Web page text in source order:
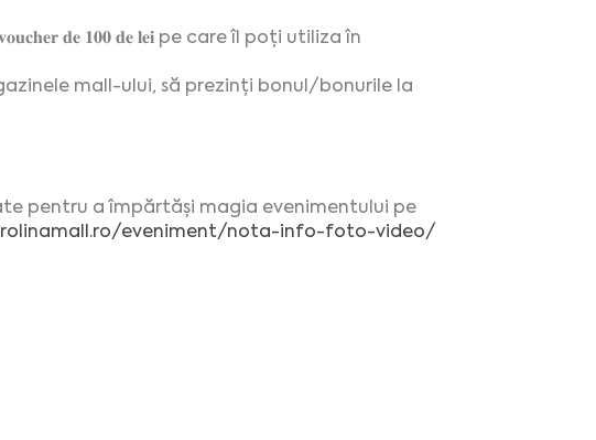
𝐝𝐞 𝟏𝟎𝟎 𝐝𝐞 𝐥𝐞𝐢 pe care îl poți utiliza în
mall-ului, să prezinți bonul/bonurile la
pentru a împărtăși magia evenimentului pe
eveniment/nota-info-foto-video/